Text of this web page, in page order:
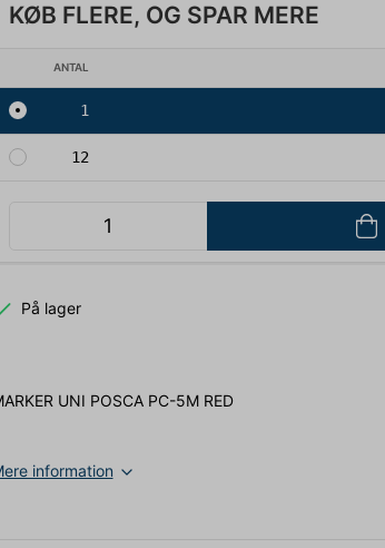
KØB FLERE, OG SPAR MERE
ANTAL
1
12
På lager
UNI POSCA PC-5M RED
information